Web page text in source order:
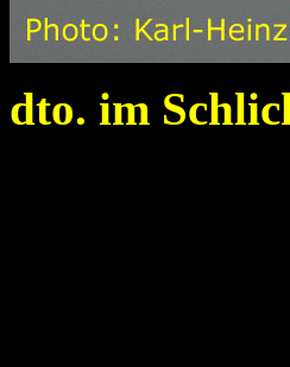
dto. im